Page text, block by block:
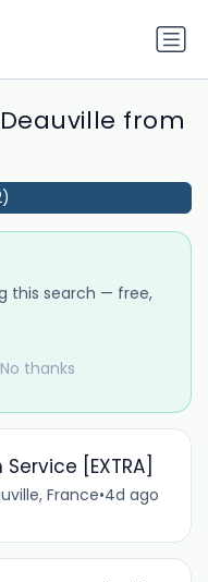
from
this search — free,
No thanks
[EXTRA]
France•4d ago